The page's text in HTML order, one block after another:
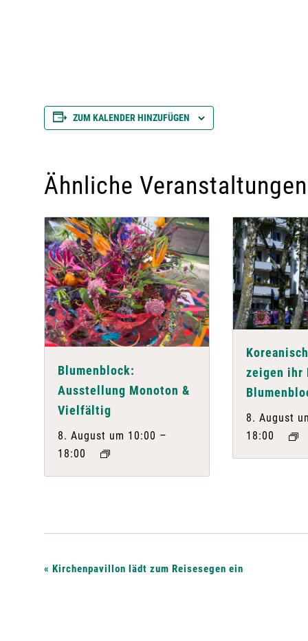
ZUM KALENDER HINZUFÜGEN
Ähnliche Veranstaltungen
Blumenblock:
Ausstellung Monoton &
Vielfältig
8. August um 10:00 –
18:00
zeigen ihr
8. August
18:00
V
« Kirchenpavillon lädt zum Reisesegen ein